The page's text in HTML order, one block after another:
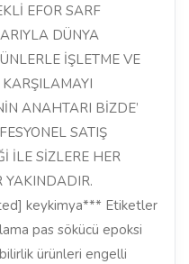
EFOR SARF
DÜNYA
İŞLETME VE
ANAHTARI BİZDE’
SATIŞ
İLE SİZLERE HER
YAKINDADIR.
keykimya*** Etiketler
pas sökücü epoksi
ürünleri engelli